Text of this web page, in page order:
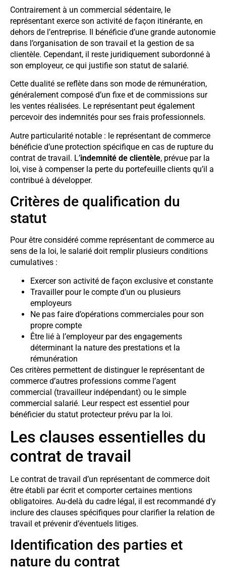
Contrairement à un commercial sédentaire, le
représentant exerce son activité de façon itinérante, en
dehors de l’entreprise. Il bénéficie d’une grande autonomie
dans l’organisation de son travail et la gestion de sa
clientèle. Cependant, il reste juridiquement subordonné à
son employeur, ce qui justifie son statut de salarié.
Cette dualité se reflète dans son mode de rémunération,
généralement composé d’un fixe et de commissions sur
les ventes réalisées. Le représentant peut également
percevoir des indemnités pour ses frais professionnels.
Autre particularité notable : le représentant de commerce
bénéficie d’une protection spécifique en cas de rupture du
contrat de travail. L’indemnité de clientèle, prévue par la
loi, vise à compenser la perte du portefeuille clients qu’il a
contribué à développer.
Critères de qualification du
statut
Pour être considéré comme représentant de commerce au
sens de la loi, le salarié doit remplir plusieurs conditions
cumulatives :
Exercer son activité de façon exclusive et constante
Travailler pour le compte d’un ou plusieurs
employeurs
Ne pas faire d’opérations commerciales pour son
propre compte
Être lié à l’employeur par des engagements
déterminant la nature des prestations et la
rémunération
Ces critères permettent de distinguer le représentant de
commerce d’autres professions comme l’agent
commercial (travailleur indépendant) ou le simple
commercial salarié. Leur respect est essentiel pour
bénéficier du statut protecteur prévu par la loi.
Les clauses essentielles du
contrat de travail
Le contrat de travail d’un représentant de commerce doit
être établi par écrit et comporter certaines mentions
obligatoires. Au-delà du cadre légal, il est recommandé d’y
inclure des clauses spécifiques pour clarifier la relation de
travail et prévenir d’éventuels litiges.
Identification des parties et
nature du contrat